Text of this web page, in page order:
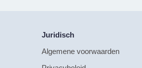
Juridisch
Algemene voorwaarden